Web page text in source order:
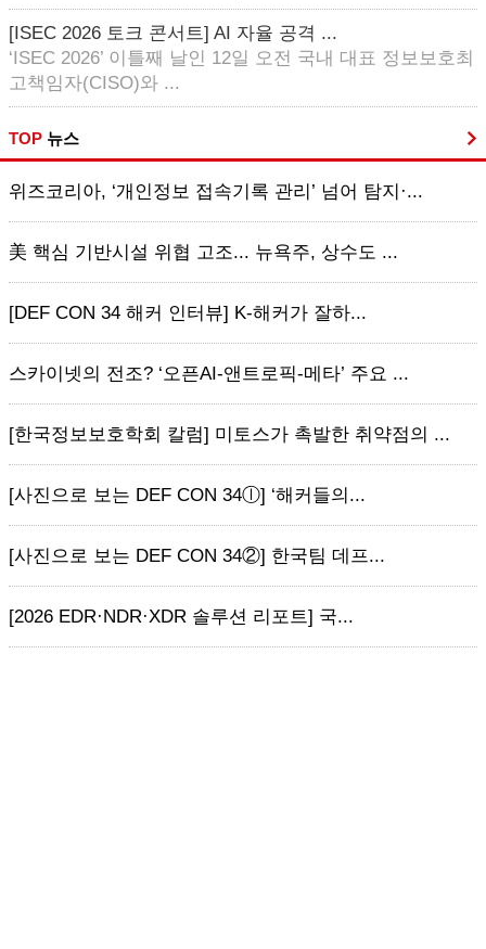
[ISEC 2026 토크 콘서트] AI 자율 공격 ...
‘ISEC 2026’ 이틀째 날인 12일 오전 국내 대표 정보보호최
고책임자(CISO)와 ...
TOP 뉴스
위즈코리아, ‘개인정보 접속기록 관리’ 넘어 탐지·...
美 핵심 기반시설 위협 고조... 뉴욕주, 상수도 ...
[DEF CON 34 해커 인터뷰] K-해커가 잘하...
스카이넷의 전조? ‘오픈AI-앤트로픽-메타’ 주요 ...
[한국정보보호학회 칼럼] 미토스가 촉발한 취약점의 ...
[사진으로 보는 DEF CON 34ⓛ] ‘해커들의...
[사진으로 보는 DEF CON 34②] 한국팀 데프...
[2026 EDR·NDR·XDR 솔루션 리포트] 국...